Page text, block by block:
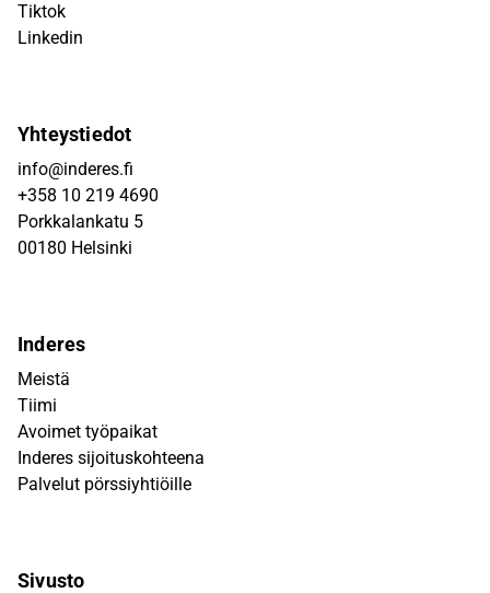
Tiktok
Linkedin
Yhteystiedot
info@inderes.fi
+358 10 219 4690
Porkkalankatu 5
00180 Helsinki
Inderes
Meistä
Tiimi
Avoimet työpaikat
Inderes sijoituskohteena
Palvelut pörssiyhtiöille
Sivusto